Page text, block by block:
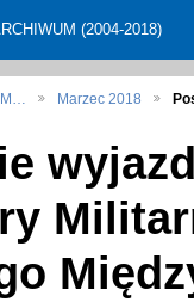
(2004-2018)
Marzec 2018